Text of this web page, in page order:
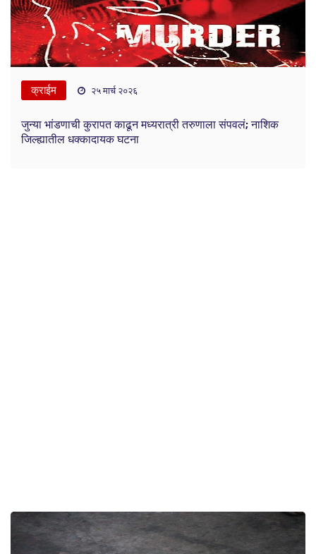
क्राईम २५ मार्च २०२६
जुन्या भांडणाची कुरापत काढून मध्यरात्री तरुणाला संपवलं; नाशिक
जिल्ह्यातील धक्कादायक घटना